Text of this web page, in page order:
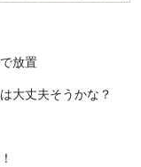
放置
大丈夫そうかな？